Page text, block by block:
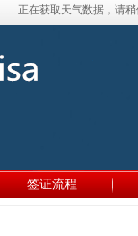
签证流程